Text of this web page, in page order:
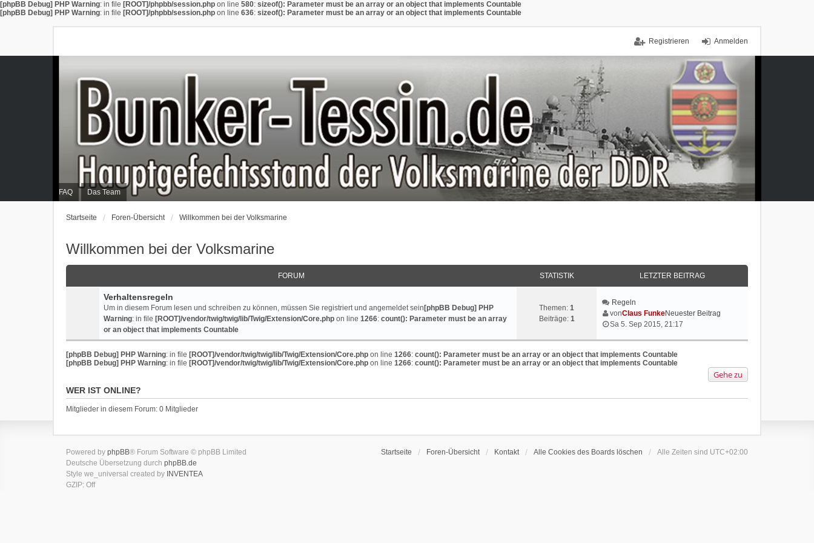
[phpBB Debug] PHP Warning: in file [ROOT]/phpbb/session.php on line 580: sizeof(): Parameter must be an array or an object that implements Countable
[phpBB Debug] PHP Warning: in file [ROOT]/phpbb/session.php on line 636: sizeof(): Parameter must be an array or an object that implements Countable
Anmelden
Registrieren
FAQ Das Team
Startseite Foren-Übersicht Willkommen bei der Volksmarine
Willkommen bei der Volksmarine
FORUM STATISTIK LETZTER BEITRAG
Verhaltensregeln
Um in diesem Forum lesen und schreiben zu können, müssen Sie registriert und angemeldet sein [phpBB Debug] PHP
Warning: in file [ROOT]/vendor/twig/twig/lib/Twig/Extension/Core.php on line 1266: count(): Parameter must be an array
or an object that implements Countable
Themen: 1
Beiträge: 1
Regeln
vonClaus FunkeNeuester Beitrag
Sa 5. Sep 2015, 21:17
[phpBB Debug] PHP Warning: in file [ROOT]/vendor/twig/twig/lib/Twig/Extension/Core.php on line 1266: count(): Parameter must be an array or an object that implements Countable
[phpBB Debug] PHP Warning: in file [ROOT]/vendor/twig/twig/lib/Twig/Extension/Core.php on line 1266: count(): Parameter must be an array or an object that implements Countable
Gehe zu
WER IST ONLINE?
Mitglieder in diesem Forum: 0 Mitglieder
Startseite Foren-Übersicht Kontakt Alle Cookies des Boards löschen Alle Zeiten sind UTC+02:00
Powered by phpBB® Forum Software © phpBB Limited
Deutsche Übersetzung durch phpBB.de
Style we_universal created by INVENTEA
GZIP: Off